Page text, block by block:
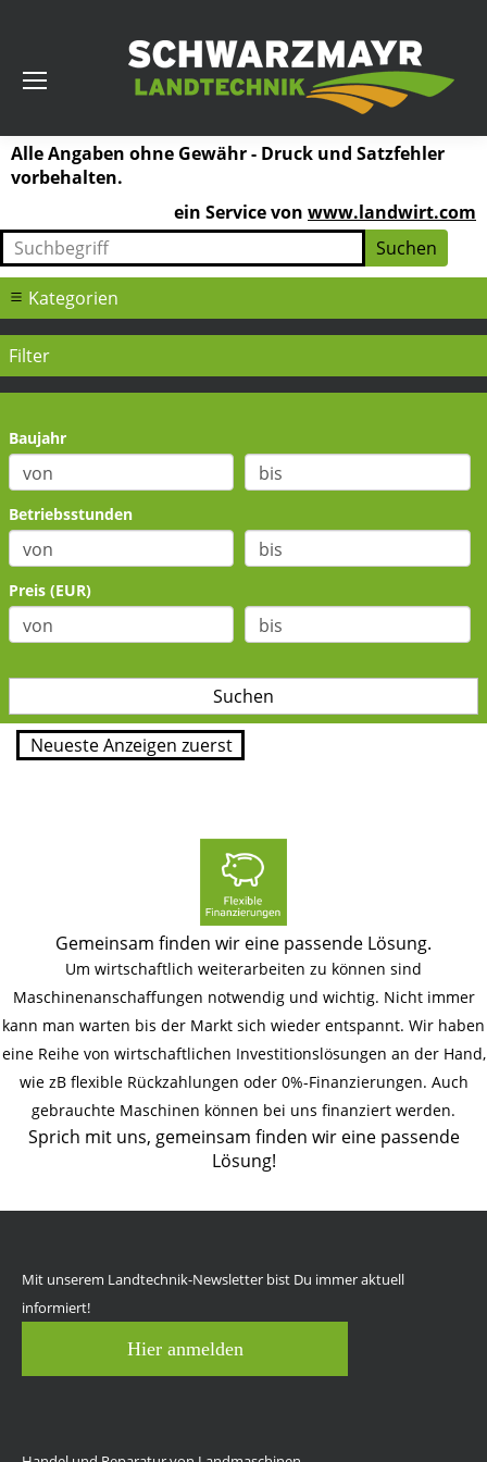
Kategorien
Filter
Baujahr
Betriebsstunden
Preis (EUR)
Gemeinsam finden wir eine passende Lösung.
Um wirtschaftlich weiterarbeiten zu können sind
Maschinenanschaffungen notwendig und wichtig. Nicht immer
kann man warten bis der Markt sich wieder entspannt. Wir haben
eine Reihe von wirtschaftlichen Investitionslösungen an der Hand,
wie zB flexible Rückzahlungen oder 0%-Finanzierungen. Auch
gebrauchte Maschinen können bei uns finanziert werden.
Sprich mit uns, gemeinsam finden wir eine passende
Lösung!
Alle Angaben ohne Gewähr - Druck und Satzfehler
vorbehalten.
ein Service von www.landwirt.com
Mit unserem Landtechnik-Newsletter bist Du immer aktuell
informiert!
Hier anmelden